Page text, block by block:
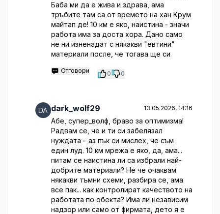
Баба ми да е жива и здрава, ама
тръбите там са от времето на хан Крум
майтап де! 10 км е яко, наистина - значи
работа има за доста хора. Дано само
не ни изненадат с някакви "евтини"
материали после, че тогава ще си
Отговори 0 0
dark_wolf29 13.05.2026, 14:16
Абе, супер_волф, браво за оптимизма!
Радвам се, че и ти си забелязал
нуждата – аз пък си мислех, че съм
един луд. 10 км мрежа е яко, да, ама...
питам се наистина ли са избрали най-
добрите материали? Не че очаквам
някакви тъмни схеми, разбира се, ама
все пак... как контролират качеството на
работата по обекта? Има ли независим
надзор или само от фирмата, дето я е